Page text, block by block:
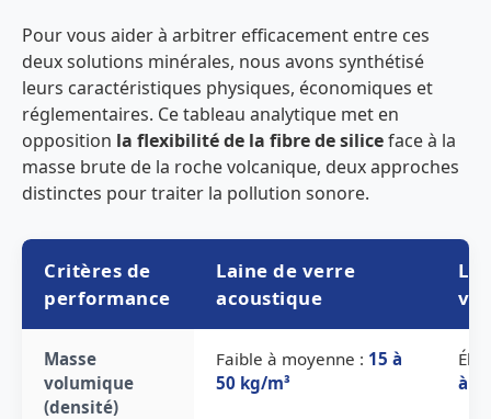
Pour vous aider à arbitrer efficacement entre ces
deux solutions minérales, nous avons synthétisé
leurs caractéristiques physiques, économiques et
réglementaires. Ce tableau analytique met en
opposition la flexibilité de la fibre de siliceface à la
masse brute de la roche volcanique, deux approches
distinctes pour traiter la pollution sonore.
Critères de
performance
Laine de verre
acoustique
Masse
volumique
(densité)
Faible à moyenne : 15 à
50 kg/m³
à